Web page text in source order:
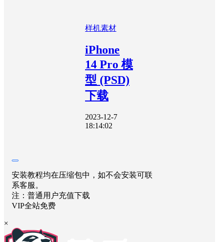
样机素材
iPhone
14 Pro 模
型 (PSD)
下载
2023-12-7
18:14:02
安装教程均在压缩包中，如不会安装可联
系客服。
注：普通用户充值下载
VIP全站免费
×